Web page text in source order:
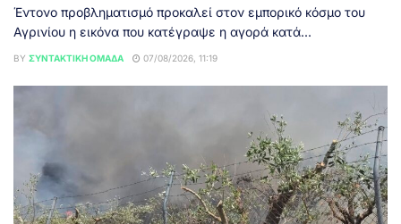
Έντονο προβληματισμό προκαλεί στον εμπορικό κόσμο του
Αγρινίου η εικόνα που κατέγραψε η αγορά κατά...
BY ΣΥΝΤΑΚΤΙΚΉ ΟΜΆΔΑ 07/08/2026, 11:19